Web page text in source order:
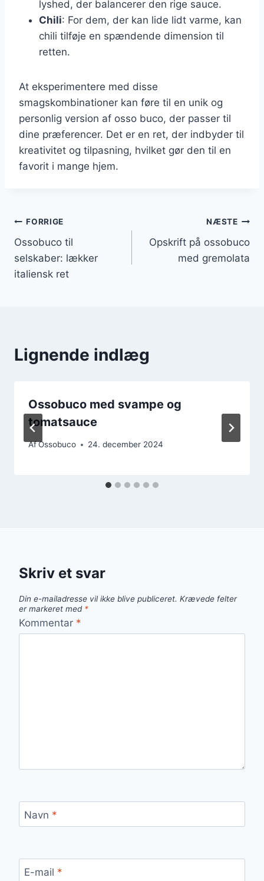
lyshed, der balancerer den rige sauce.
Chili: For dem, der kan lide lidt varme, kan
chili tilføje en spændende dimension til
retten.
At eksperimentere med disse
smagskombinationer kan føre til en unik og
personlig version af osso buco, der passer til
dine præferencer. Det er en ret, der indbyder til
kreativitet og tilpasning, hvilket gør den til en
favorit i mange hjem.
Indlægsnavigation
FORRIGE
Ossobuco til
selskaber: lækker
italiensk ret
NÆSTE
Opskrift på ossobuco
med gremolata
Lignende indlæg
Ossobuco med svampe og
tomatsauce
AfOssobuco 24. december 2024
Skriv et svar
Din e-mailadresse vil ikke blive publiceret. Krævede felter
er markeret med *
Kommentar *
Navn *
E-mail *